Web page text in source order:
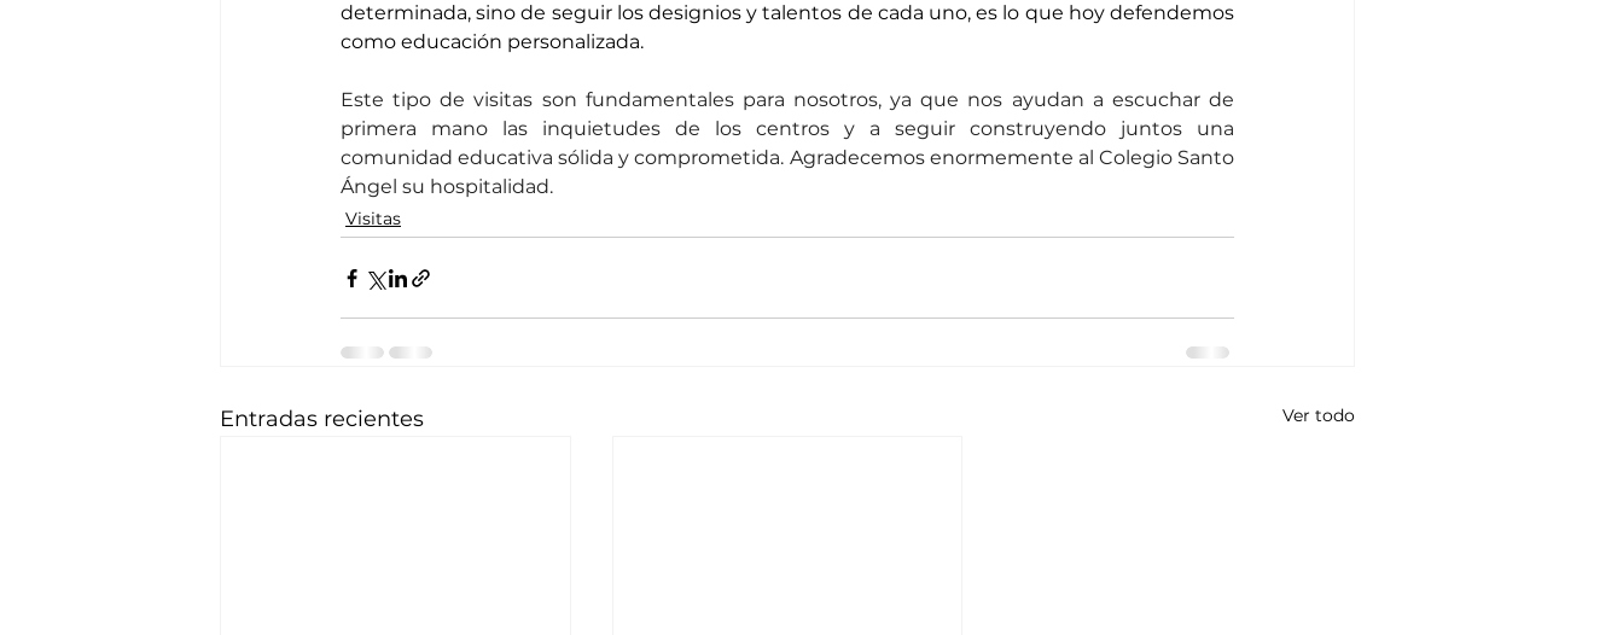
determinada, sino de seguir los designios y talentos de cada uno, es lo que hoy defendemos
como educación personalizada.
Este tipo de visitas son fundamentales para nosotros, ya que nos ayudan a escuchar de
primera mano las inquietudes de los centros y a seguir construyendo juntos una
comunidad educativa sólida y comprometida. Agradecemos enormemente al Colegio Santo
Ángel su hospitalidad.
Visitas
Entradas recientes Ver todo